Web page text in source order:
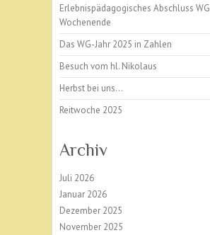
Erlebnispädagogisches Abschluss WG
Wochenende
Das WG-Jahr 2025 in Zahlen
Besuch vom hl. Nikolaus
Herbst bei uns…
Reitwoche 2025
Archiv
Juli 2026
Januar 2026
Dezember 2025
November 2025